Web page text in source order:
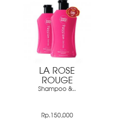
LA ROSE
ROUGE
Shampoo &..
Rp.150,000